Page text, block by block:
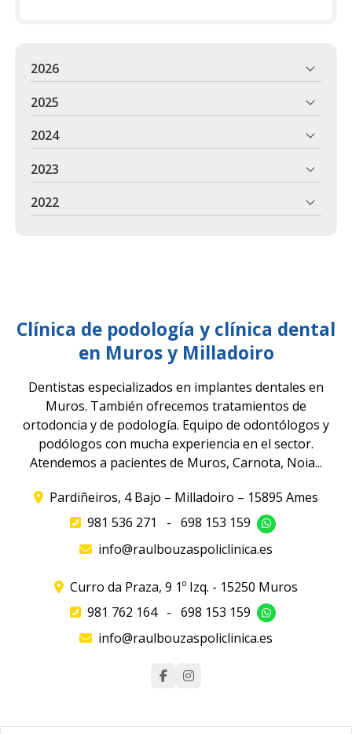
2026
2025
2024
2023
2022
Clínica de podología y clínica dental
en Muros y Milladoiro
Dentistas especializados en implantes dentales en
Muros. También ofrecemos tratamientos de
ortodoncia y de podología. Equipo de odontólogos y
podólogos con mucha experiencia en el sector.
Atendemos a pacientes de Muros, Carnota, Noia...
Pardiñeiros, 4 Bajo – Milladoiro – 15895 Ames
981 536 271
- 698 153 159
info@raulbouzaspoliclinica.es
Curro da Praza, 9 1º Izq. - 15250 Muros
981 762 164 - 698 153 159
info@raulbouzaspoliclinica.es